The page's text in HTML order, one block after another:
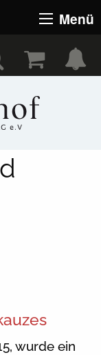
Menü
wurde ein